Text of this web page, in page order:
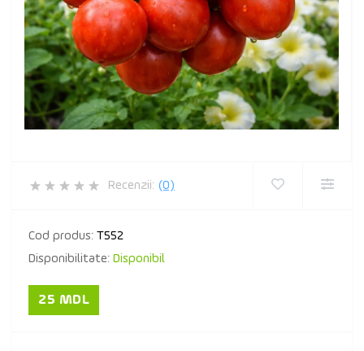
Recenzii: (0)
Cod produs: T552
Disponibilitate: Disponibil
25 MDL